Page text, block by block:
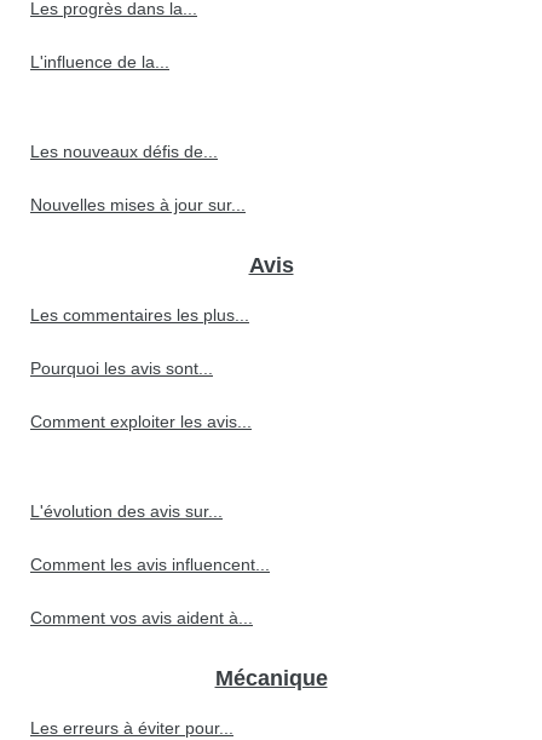
Les progrès dans la...
L'influence de la...
Les nouveaux défis de...
Nouvelles mises à jour sur...
Avis
Les commentaires les plus...
Pourquoi les avis sont...
Comment exploiter les avis...
L'évolution des avis sur...
Comment les avis influencent...
Comment vos avis aident à...
Mécanique
Les erreurs à éviter pour...